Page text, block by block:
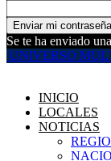
Se te ha enviado
UNIVERSO
INICIO
LOCALES
NOTICIAS